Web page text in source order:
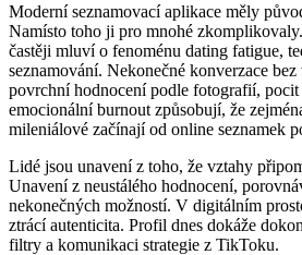
Moderní seznamovací aplikace měly
Namísto toho ji pro mnohé
častěji mluví o fenoménu dating fatigue,
seznamování. Nekonečné konverzace
povrchní hodnocení podle fotografií, pocit
emocionální burnout způsobují, že
mileniálové začínají od online seznamek
Lidé jsou unavení z toho, že vztahy
Unavení z neustálého hodnocení,
nekonečných možností. V digitálním
ztrácí autenticita. Profil dnes dokáže
filtry a komunikaci strategie z TikToku.